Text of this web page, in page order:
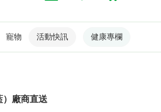
寵物 名人嚴選
活動快訊 健康專欄
）廠商直送